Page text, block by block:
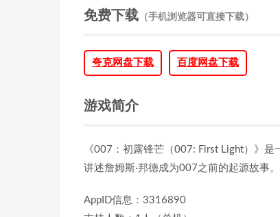
免费下载 （手机浏览器可直接下载）
夸克网盘下载 百度网盘下载
游戏简介
《007：初露锋芒（007: First Light）》
讲述詹姆斯·邦德成为007之前的起源故事
AppID信息：3316890